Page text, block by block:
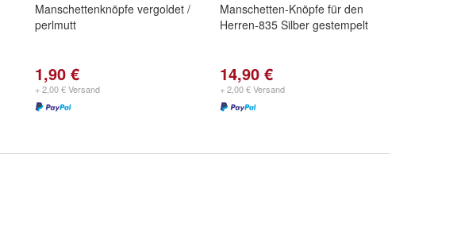
Manschettenknöpfe vergoldet /
perlmutt
1,90 €
+ 2,00 € Versand
Manschetten-Knöpfe für den
Herren-835 Silber gestempelt
14,90 €
+ 2,00 € Versand